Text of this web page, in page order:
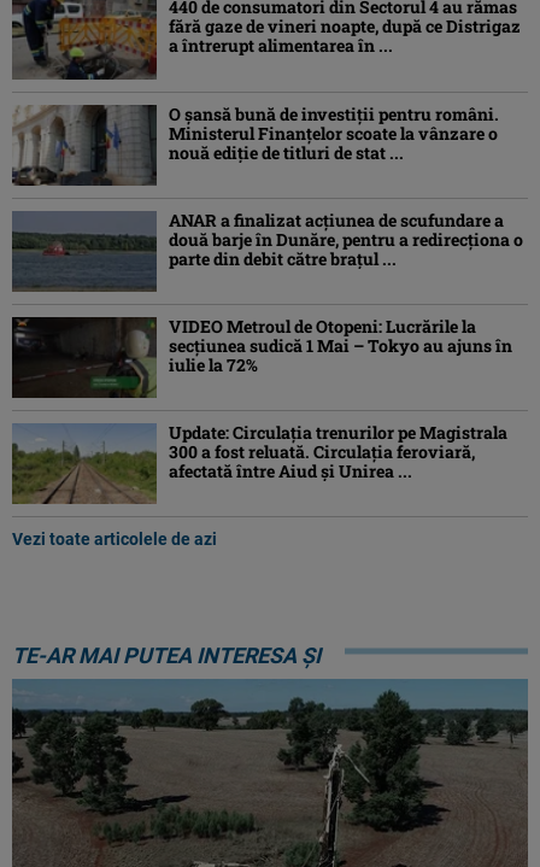
440 de consumatori din Sectorul 4 au rămas
fără gaze de vineri noapte, după ce Distrigaz
a întrerupt alimentarea în ...
O șansă bună de investiții pentru români.
Ministerul Finanțelor scoate la vânzare o
nouă ediție de titluri de stat ...
ANAR a finalizat acțiunea de scufundare a
două barje în Dunăre, pentru a redirecționa o
parte din debit către brațul ...
VIDEO Metroul de Otopeni: Lucrările la
secțiunea sudică 1 Mai – Tokyo au ajuns în
iulie la 72%
Update: Circulația trenurilor pe Magistrala
300 a fost reluată. Circulația feroviară,
afectată între Aiud şi Unirea ...
Vezi toate articolele de azi
TE-AR MAI PUTEA INTERESA ȘI